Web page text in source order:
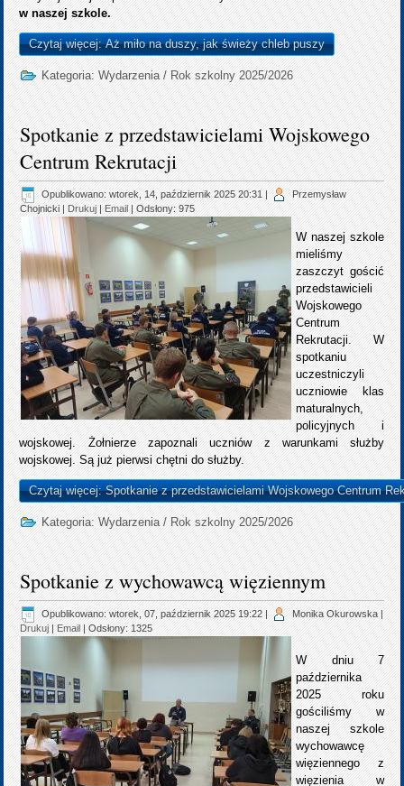
w naszej szkole.
Czytaj więcej: Aż miło na duszy, jak świeży chleb puszy
Kategoria:Wydarzenia / Rok szkolny 2025/2026
Spotkanie z przedstawicielami Wojskowego
Centrum Rekrutacji
Opublikowano: wtorek, 14, październik 2025 20:31
Przemysław
Chojnicki
Drukuj Email | Odsłony: 975
W naszej szkole
mieliśmy
zaszczyt gościć
przedstawicieli
Wojskowego
Centrum
Rekrutacji. W
spotkaniu
uczestniczyli
uczniowie klas
maturalnych,
policyjnych i
wojskowej. Żołnierze zapoznali uczniów z warunkami służby
wojskowej. Są już pierwsi chętni do służby.
Czytaj więcej: Spotkanie z przedstawicielami Wojskowego Centrum
Kategoria:Wydarzenia / Rok szkolny 2025/2026
Spotkanie z wychowawcą więziennym
Opublikowano: wtorek, 07, październik 2025 19:22 Monika Okurowska
Drukuj
Email | Odsłony: 1325
W dniu 7
października
2025 roku
gościliśmy w
naszej szkole
wychowawcę
więziennego z
więzienia w